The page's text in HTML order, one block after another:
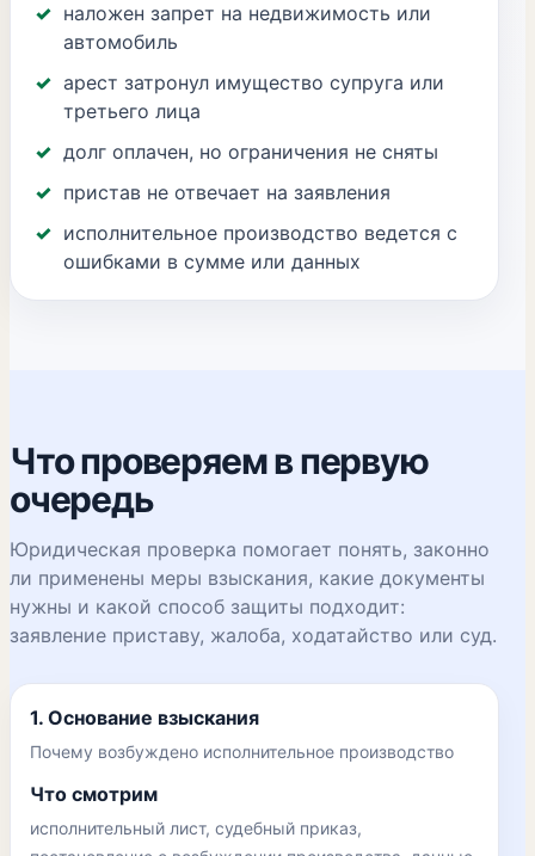
наложен запрет на недвижимость или
автомобиль
арест затронул имущество супруга или
третьего лица
долг оплачен, но ограничения не сняты
пристав не отвечает на заявления
исполнительное производство ведется с
ошибками в сумме или данных
Что проверяем в первую
очередь
Юридическая проверка помогает понять, законно
ли применены меры взыскания, какие документы
нужны и какой способ защиты подходит:
заявление приставу, жалоба, ходатайство или суд.
1. Основание взыскания
Почему возбуждено исполнительное производство
Что смотрим
исполнительный лист, судебный приказ,